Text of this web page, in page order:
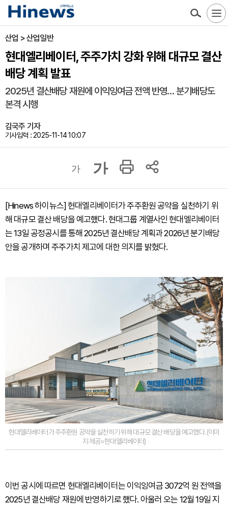
산업 > 산업일반
현대엘리베이터, 주주가치 강화 위해 대규모 결산
배당 계획 발표
2025년 결산배당 재원에 이익잉여금 전액 반영… 분기배당도
본격 시행
김국주 기자
기사입력 : 2025-11-14 10:07
가 가
[Hinews 하이뉴스] 현대엘리베이터가 주주환원 공약을 실천하기 위
해 대규모 결산 배당을 예고했다. 현대그룹 계열사인 현대엘리베이터
는 13일 공정공시를 통해 2025년 결산배당 계획과 2026년 분기배당
안을 공개하며 주주가치 제고에 대한 의지를 밝혔다.
현대엘리베이터가 주주환원 공약을 실천하기 위해 대규모 결산 배당을 예고했다. (이미
지 제공=현대엘리베이터)
이번 공시에 따르면 현대엘리베이터는 이익잉여금 3072억 원 전액을
2025년 결산배당 재원에 반영하기로 했다. 아울러 오는 12월 19일 지